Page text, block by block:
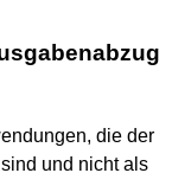
die der
und nicht als